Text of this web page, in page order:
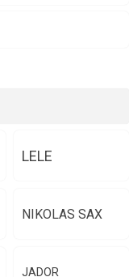
LELE
NIKOLAS SAX
JADOR